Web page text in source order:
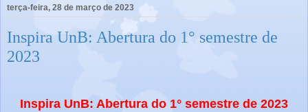
terça-feira, 28 de março de 2023
Inspira UnB: Abertura do 1° semestre de
2023
Inspira UnB: Abertura do 1° semestre de 2023